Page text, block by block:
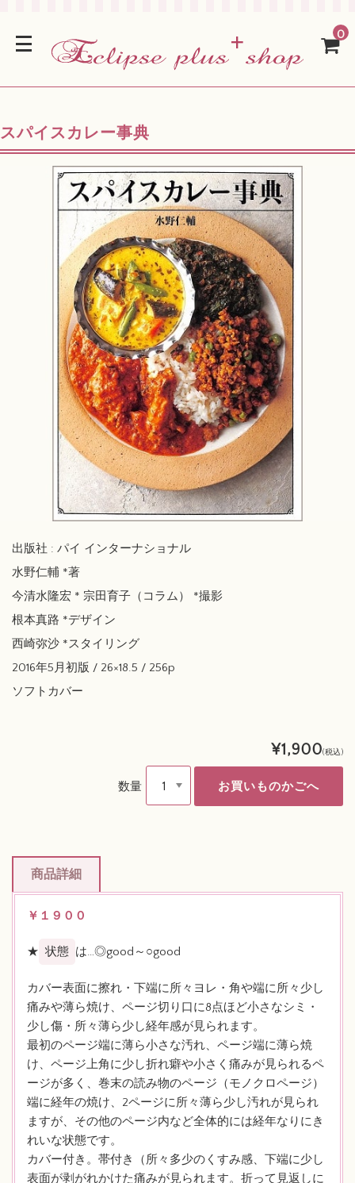
0
スパイスカレー事典
出版社 : パイ インターナショナル
水野仁輔 *著
今清水隆宏 * 宗田育子（コラム） *撮影
根本真路 *デザイン
西崎弥沙 *スタイリング
2016年5月初版 / 26×18.5 / 256p
ソフトカバー
¥1,900(税込)
数量
商品詳細
￥１９００
★ 状態 は…◎good～○good
カバー表面に擦れ・下端に所々ヨレ・角や端に所々少し
痛みや薄ら焼け、ページ切り口に8点ほど小さなシミ・
少し傷・所々薄ら少し経年感が見られます。
最初のページ端に薄ら小さな汚れ、ページ端に薄ら焼
け、ページ上角に少し折れ癖や小さく痛みが見られるペ
ージが多く、巻末の読み物のページ（モノクロページ）
端に経年の焼け、2ページに所々薄ら少し汚れが見られ
ますが、その他のページ内など全体的には経年なりにき
れいな状態です。
カバー付き。帯付き（所々多少のくすみ感、下端に少し
表面が剥がれかけた痛みが見られます。折って見返しに